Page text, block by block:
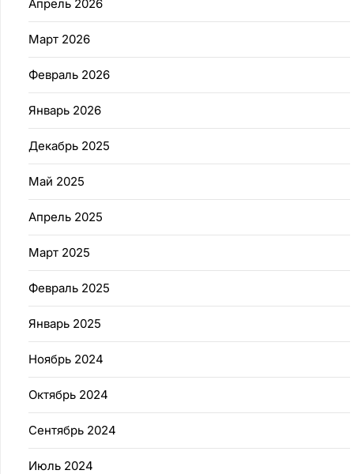
Апрель 2026
Март 2026
Февраль 2026
Январь 2026
Декабрь 2025
Май 2025
Апрель 2025
Март 2025
Февраль 2025
Январь 2025
Ноябрь 2024
Октябрь 2024
Сентябрь 2024
Июль 2024